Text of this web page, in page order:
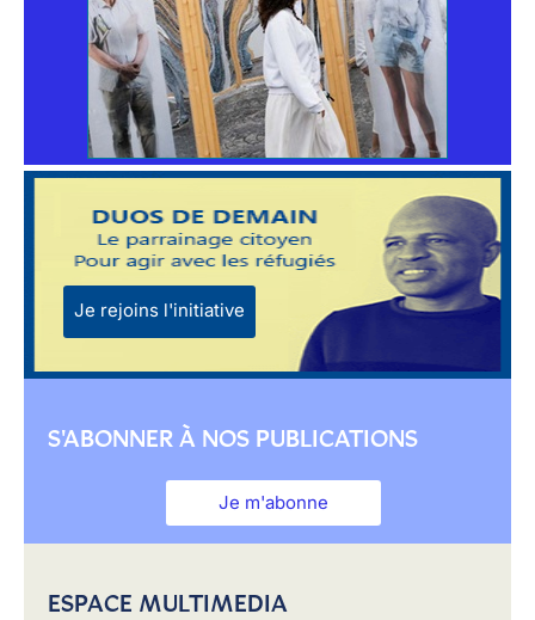
Je rejoins l'initiative
S'ABONNER À NOS PUBLICATIONS
Je m'abonne
ESPACE MULTIMEDIA